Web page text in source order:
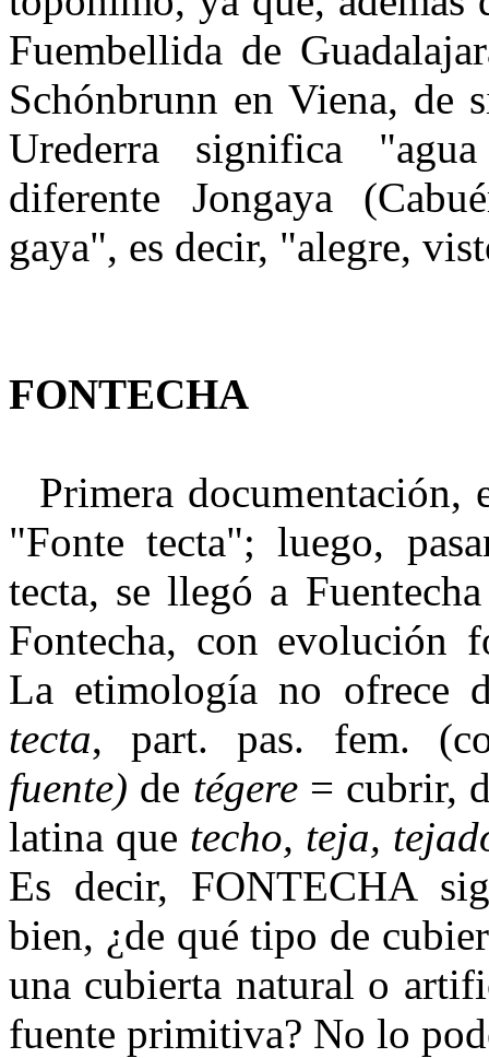
Fuembellida de
Schónbrunn en Viena,
Urederra significa
diferente Jongaya
gaya", es decir, "alegre,
FONTECHA
Primera documentación,
"Fonte tecta"; luego,
tecta, se llegó a
Fontecha, con evolución
La etimología no ofrece
tecta, part. pas. fem.
fuente) de tégere= cubrir,
latina que techo, teja,
Es decir, FONTECHA
bien, ¿de qué tipo de
una cubierta natural o
fuente primitiva? No lo